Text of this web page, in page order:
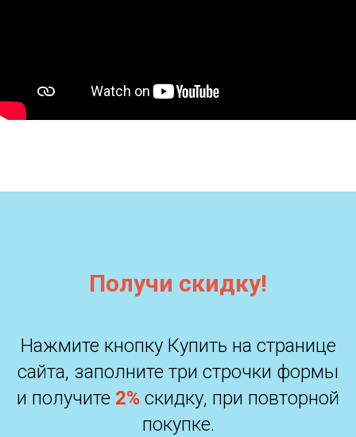
Получи скидку!
Нажмите кнопку Купить на странице
сайта, заполните три строчки формы
и получите 2% скидку, при повторной
покупке.